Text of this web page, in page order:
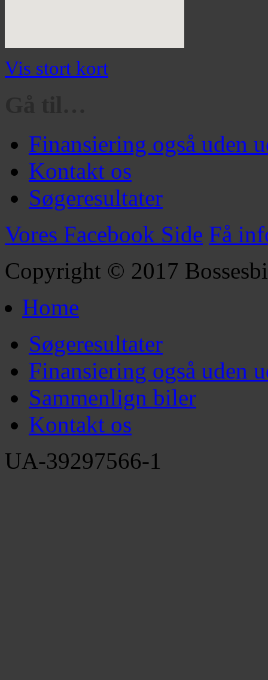
Vis stort kort
Finansiering også uden
Kontakt os
Søgeresultater
Vores Facebook Side Få
Copyright © 2017
Home
Søgeresultater
Finansiering også uden
Sammenlign biler
Kontakt os
UA-39297566-1